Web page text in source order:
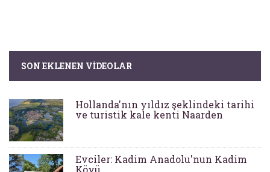
SON EKLENEN VIDEOLAR
Hollanda'nın yıldız şeklindeki tarihi
ve turistik kale kenti Naarden
Evciler: Kadim Anadolu'nun Kadim
Köyü